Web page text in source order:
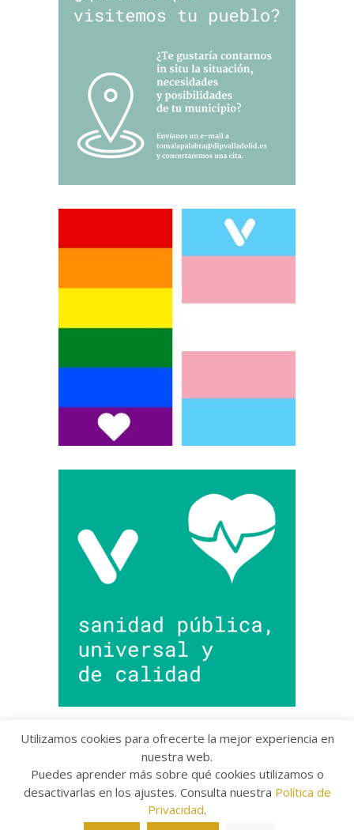
Copyright © 2022 Grupo Provincial Toma la Palabra
Aviso legal /Política de Privacidad/Política de
Cookies
Utilizamos cookies para ofrecerte la mejor experiencia en
nuestra web.
Puedes aprender más sobre qué cookies utilizamos o
desactivarlas en los ajustes. Consulta nuestra Política de
Privacidad.